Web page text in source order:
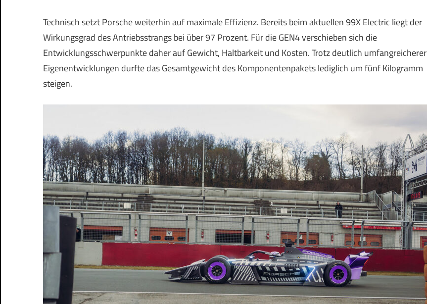
Technisch setzt Porsche weiterhin auf maximale Effizienz. Bereits beim aktuellen 99X Electric liegt der
Wirkungsgrad des Antriebsstrangs bei über 97 Prozent. Für die GEN4 verschieben sich die
Entwicklungsschwerpunkte daher auf Gewicht, Haltbarkeit und Kosten. Trotz deutlich umfangreicherer
Eigenentwicklungen durfte das Gesamtgewicht des Komponentenpakets lediglich um fünf Kilogramm
steigen.